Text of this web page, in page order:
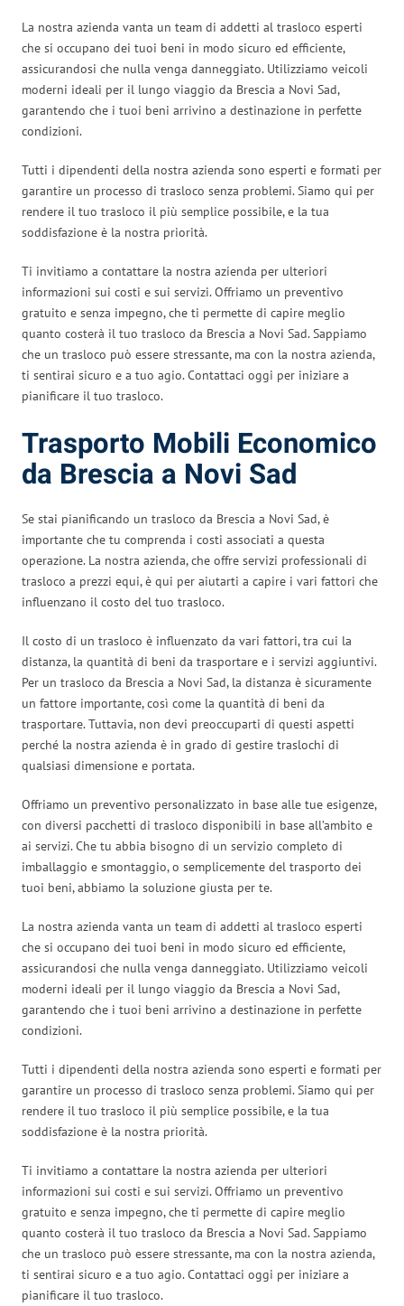
La nostra azienda vanta un team di addetti al trasloco esperti
che si occupano dei tuoi beni in modo sicuro ed efficiente,
assicurandosi che nulla venga danneggiato. Utilizziamo veicoli
moderni ideali per il lungo viaggio da Brescia a Novi Sad,
garantendo che i tuoi beni arrivino a destinazione in perfette
condizioni.
Tutti i dipendenti della nostra azienda sono esperti e formati per
garantire un processo di trasloco senza problemi. Siamo qui per
rendere il tuo trasloco il più semplice possibile, e la tua
soddisfazione è la nostra priorità.
Ti invitiamo a contattare la nostra azienda per ulteriori
informazioni sui costi e sui servizi. Offriamo un preventivo
gratuito e senza impegno, che ti permette di capire meglio
quanto costerà il tuo trasloco da Brescia a Novi Sad. Sappiamo
che un trasloco può essere stressante, ma con la nostra azienda,
ti sentirai sicuro e a tuo agio. Contattaci oggi per iniziare a
pianificare il tuo trasloco.
Trasporto Mobili Economico
da Brescia a Novi Sad
Se stai pianificando un trasloco da Brescia a Novi Sad, è
importante che tu comprenda i costi associati a questa
operazione. La nostra azienda, che offre servizi professionali di
trasloco a prezzi equi, è qui per aiutarti a capire i vari fattori che
influenzano il costo del tuo trasloco.
Il costo di un trasloco è influenzato da vari fattori, tra cui la
distanza, la quantità di beni da trasportare e i servizi aggiuntivi.
Per un trasloco da Brescia a Novi Sad, la distanza è sicuramente
un fattore importante, così come la quantità di beni da
trasportare. Tuttavia, non devi preoccuparti di questi aspetti
perché la nostra azienda è in grado di gestire traslochi di
qualsiasi dimensione e portata.
Offriamo un preventivo personalizzato in base alle tue esigenze,
con diversi pacchetti di trasloco disponibili in base all’ambito e
ai servizi. Che tu abbia bisogno di un servizio completo di
imballaggio e smontaggio, o semplicemente del trasporto dei
tuoi beni, abbiamo la soluzione giusta per te.
La nostra azienda vanta un team di addetti al trasloco esperti
che si occupano dei tuoi beni in modo sicuro ed efficiente,
assicurandosi che nulla venga danneggiato. Utilizziamo veicoli
moderni ideali per il lungo viaggio da Brescia a Novi Sad,
garantendo che i tuoi beni arrivino a destinazione in perfette
condizioni.
Tutti i dipendenti della nostra azienda sono esperti e formati per
garantire un processo di trasloco senza problemi. Siamo qui per
rendere il tuo trasloco il più semplice possibile, e la tua
soddisfazione è la nostra priorità.
Ti invitiamo a contattare la nostra azienda per ulteriori
informazioni sui costi e sui servizi. Offriamo un preventivo
gratuito e senza impegno, che ti permette di capire meglio
quanto costerà il tuo trasloco da Brescia a Novi Sad. Sappiamo
che un trasloco può essere stressante, ma con la nostra azienda,
ti sentirai sicuro e a tuo agio. Contattaci oggi per iniziare a
pianificare il tuo trasloco.